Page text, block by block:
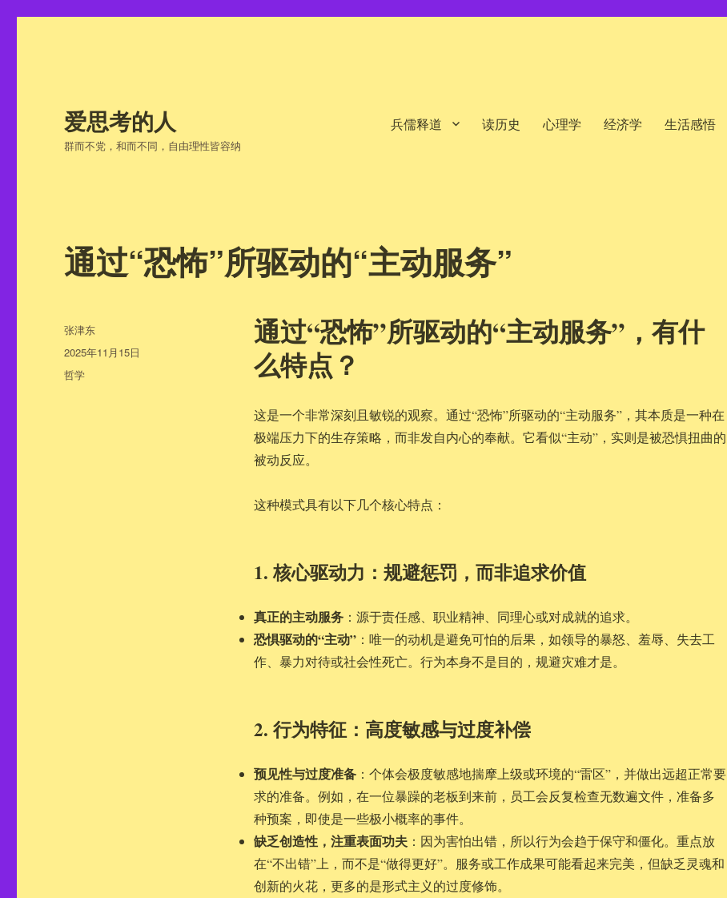
爱思考的人
群而不党，和而不同，自由理性皆容纳
兵儒释道 读历史 心理学 经济学 生活感悟
通过“恐怖”所驱动的“主动服务”
通过“恐怖”所驱动的“主动服务”，有什
么特点？
这是一个非常深刻且敏锐的观察。通过“恐怖”所驱动的“主动服务”，其本质是一种在
极端压力下的生存策略，而非发自内心的奉献。它看似“主动”，实则是被恐惧扭曲的
被动反应。
这种模式具有以下几个核心特点：
1. 核心驱动力：规避惩罚，而非追求价值
真正的主动服务：源于责任感、职业精神、同理心或对成就的追求。
恐惧驱动的“主动”：唯一的动机是避免可怕的后果，如领导的暴怒、羞辱、失去工
作、暴力对待或社会性死亡。行为本身不是目的，规避灾难才是。
2. 行为特征：高度敏感与过度补偿
预见性与过度准备：个体会极度敏感地揣摩上级或环境的“雷区”，并做出远超正常要
求的准备。例如，在一位暴躁的老板到来前，员工会反复检查无数遍文件，准备多
种预案，即使是一些极小概率的事件。
缺乏创造性，注重表面功夫：因为害怕出错，所以行为会趋于保守和僵化。重点放
在“不出错”上，而不是“做得更好”。服务或工作成果可能看起来完美，但缺乏灵魂和
创新的火花，更多的是形式主义的过度修饰。
作
者
张津东
发
布
于
2025年11月15日
分
哲学